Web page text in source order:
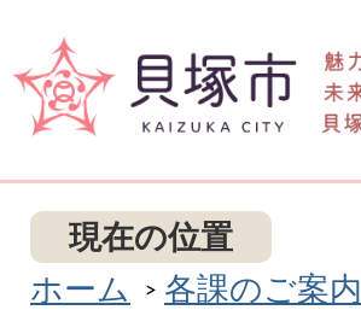
現在の位置
ホーム
各課のご案内